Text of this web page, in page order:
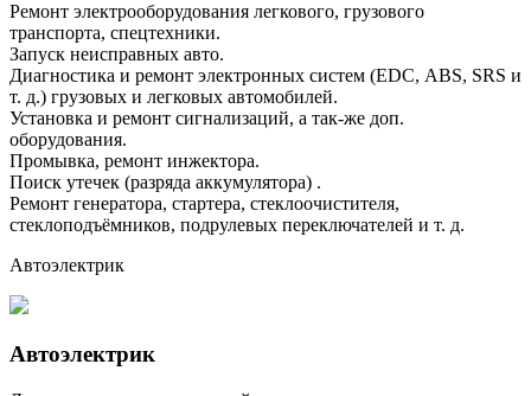
Ремонт электрооборудования легкового, грузового
транспорта, спецтехники.
Запуск неисправных авто.
Диагностика и ремонт электронных систем (ЕDС, АВS, SRS и
т. д.) грузовых и легковых автомобилей.
Установка и ремонт сигнализаций, а так-же доп.
оборудования.
Промывка, ремонт инжектора.
Поиск утечек (разряда аккумулятора) .
Ремонт генератора, стартера, стеклоочистителя,
стеклоподъёмников, подрулевых переключателей и т. д.
Автоэлектрик
Автоэлектрик